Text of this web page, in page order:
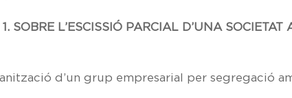
SOBRE L’ESCISSIÓ PARCIAL D’UNA SOCIETAT
d’un grup empresarial per segregació